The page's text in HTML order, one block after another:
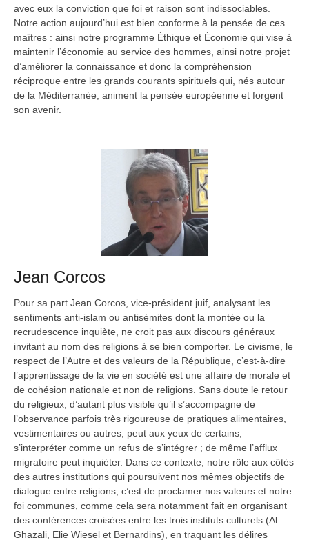
avec eux la conviction que foi et raison sont indissociables.
Notre action aujourd’hui est bien conforme à la pensée de ces
maîtres : ainsi notre programme Éthique et Économie qui vise à
maintenir l’économie au service des hommes, ainsi notre projet
d’améliorer la connaissance et donc la compréhension
réciproque entre les grands courants spirituels qui, nés autour
de la Méditerranée, animent la pensée européenne et forgent
son avenir.
Jean Corcos
Pour sa part Jean Corcos, vice-président juif, analysant les
sentiments anti-islam ou antisémites dont la montée ou la
recrudescence inquiète, ne croit pas aux discours généraux
invitant au nom des religions à se bien comporter. Le civisme, le
respect de l’Autre et des valeurs de la République, c’est-à-dire
l’apprentissage de la vie en société est une affaire de morale et
de cohésion nationale et non de religions. Sans doute le retour
du religieux, d’autant plus visible qu’il s’accompagne de
l’observance parfois très rigoureuse de pratiques alimentaires,
vestimentaires ou autres, peut aux yeux de certains,
s’interpréter comme un refus de s’intégrer ; de même l’afflux
migratoire peut inquiéter. Dans ce contexte, notre rôle aux côtés
des autres institutions qui poursuivent nos mêmes objectifs de
dialogue entre religions, c’est de proclamer nos valeurs et notre
foi communes, comme cela sera notamment fait en organisant
des conférences croisées entre les trois instituts culturels (Al
Ghazali, Elie Wiesel et Bernardins), en traquant les délires